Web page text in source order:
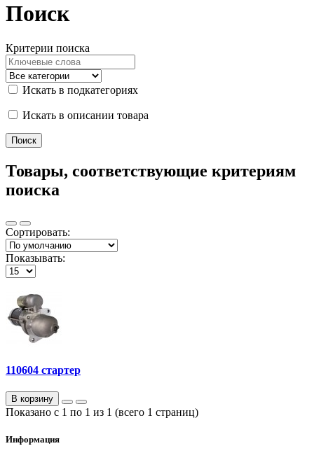
Поиск
Критерии поиска
Искать в подкатегориях
Искать в описании товара
Товары, соответствующие критериям
поиска
Сортировать:
Показывать:
110604 стартер
В корзину
Показано с 1 по 1 из 1 (всего 1 страниц)
Информация